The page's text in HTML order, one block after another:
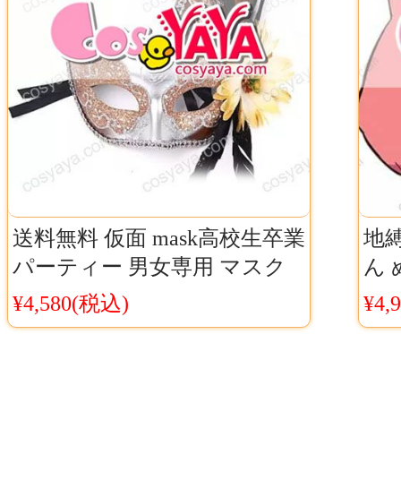
送料無料 仮面 mask高校生卒業
パーティー 男女専用 マスク
フリーサイズ
¥4,580(税込)
地
ん
花
さ